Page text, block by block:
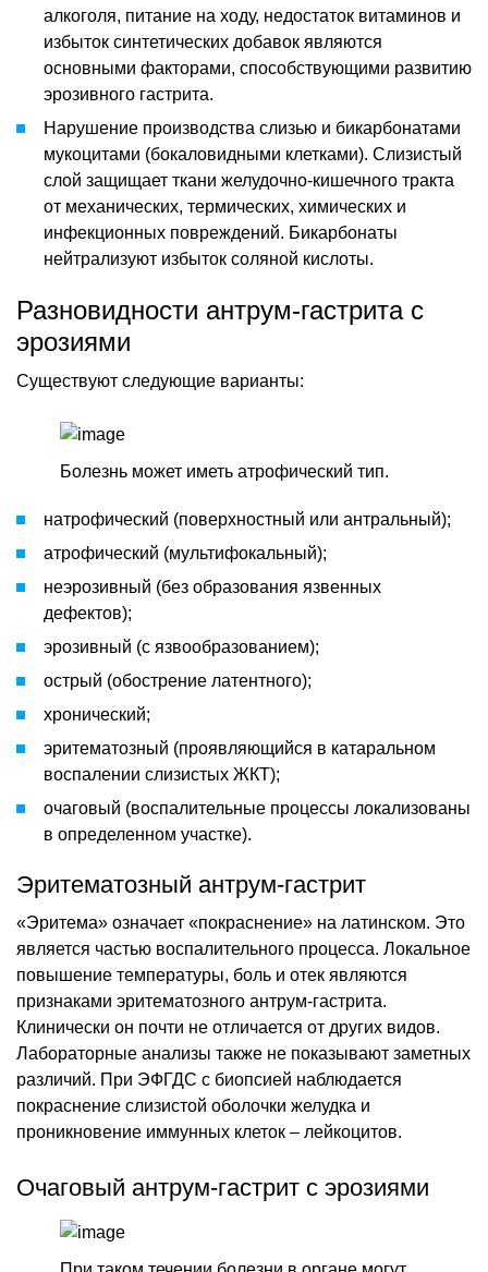
алкоголя, питание на ходу, недостаток витаминов и
избыток синтетических добавок являются
основными факторами, способствующими развитию
эрозивного гастрита.
Нарушение производства слизью и бикарбонатами
мукоцитами (бокаловидными клетками). Слизистый
слой защищает ткани желудочно-кишечного тракта
от механических, термических, химических и
инфекционных повреждений. Бикарбонаты
нейтрализуют избыток соляной кислоты.
Разновидности антрум-гастрита с
эрозиями
Существуют следующие варианты:
Болезнь может иметь атрофический тип.
натрофический (поверхностный или антральный);
атрофический (мультифокальный);
неэрозивный (без образования язвенных
дефектов);
эрозивный (с язвообразованием);
острый (обострение латентного);
хронический;
эритематозный (проявляющийся в катаральном
воспалении слизистых ЖКТ);
очаговый (воспалительные процессы локализованы
в определенном участке).
Эритематозный антрум-гастрит
«Эритема» означает «покраснение» на латинском. Это
является частью воспалительного процесса. Локальное
повышение температуры, боль и отек являются
признаками эритематозного антрум-гастрита.
Клинически он почти не отличается от других видов.
Лабораторные анализы также не показывают заметных
различий. При ЭФГДС с биопсией наблюдается
покраснение слизистой оболочки желудка и
проникновение иммунных клеток – лейкоцитов.
Очаговый антрум-гастрит с эрозиями